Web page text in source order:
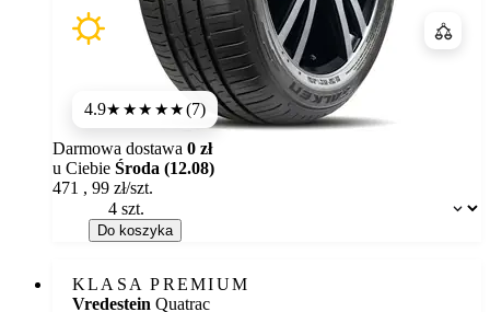
4.9★★★★★(7)
Dostępność:
Darmowa dostawa 0 zł
u Ciebie Środa (12.08)
471 , 99 zł/szt.
Do koszyka
KLASA PREMIUM
Vredestein Quatrac